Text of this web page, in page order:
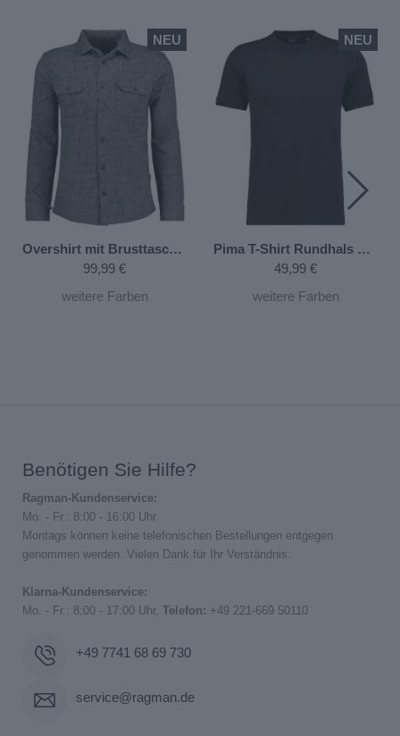
NEU
Overshirt mit Brusttaschen
Gemustert-914
99,99 €
weitere Farben
NEU
Pima T-Shirt Rundhals mit Armbündchen
49,99 €
weitere Farben
Benötigen Sie Hilfe?
Ragman-Kundenservice:
Mo. - Fr.: 8:00 - 16:00 Uhr
Montags können keine telefonischen Bestellungen entgegen
genommen werden. Vielen Dank für Ihr Verständnis.
Klarna-Kundenservice:
Mo. - Fr.: 8:00 - 17:00 Uhr, Telefon: +49 221-669 50110
+49 7741 68 69 730
service@ragman.de